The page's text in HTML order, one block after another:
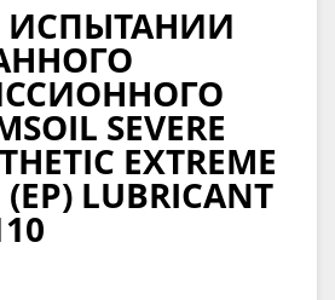
ИСПЫТАНИИ
SEVERE
EXTREME
(EP) LUBRICANT